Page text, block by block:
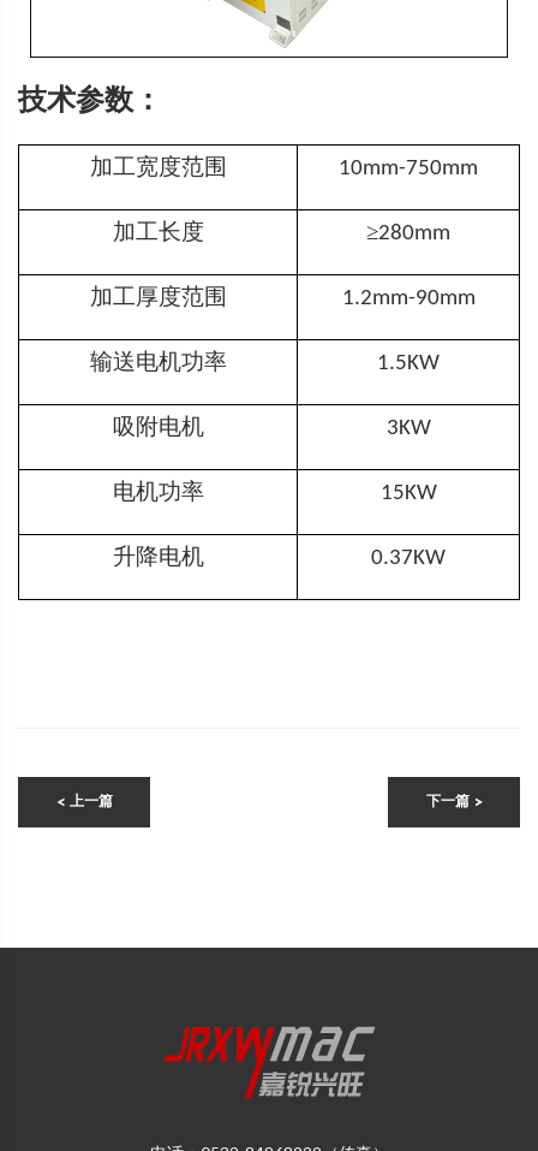
技术参数：
加工宽度范围 10mm-750mm
加工长度 ≥280mm
加工厚度范围 1.2mm-90mm
输送电机功率 1.5KW
吸附电机 3KW
电机功率 15KW
升降电机 0.37KW
< 上一篇 下一篇 >